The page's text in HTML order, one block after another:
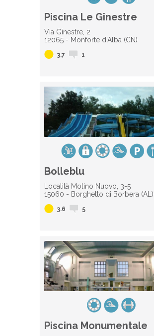
Piscina Le Ginestre
Via Ginestre, 2
12065 - Monforte d'Alba (CN)
3.7 1
Bolleblu
Località Molino Nuovo, 3-5
15060 - Borghetto di Borbera (AL)
3.6 5
Piscina Monumentale